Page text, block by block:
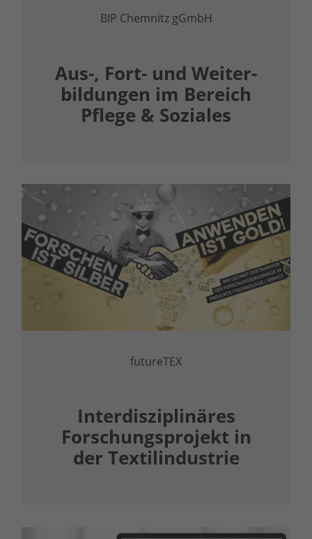
BIP Chemnitz gGmbH
Aus-, Fort- und Weiter­
bildungen im Bereich
Pflege & Soziales
futureTEX
Inter­disziplinäres
Forschungs­projekt in
der Textilindustrie